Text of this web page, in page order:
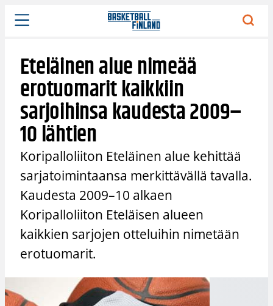
Siirry
sisältöön
Eteläinen alue nimeää
erotuomarit kaikkiin
sarjoihinsa kaudesta 2009–
10 lähtien
Koripalloliiton Eteläinen alue kehittää
sarjatoimintaansa merkittävällä tavalla.
Kaudesta 2009–10 alkaen
Koripalloliiton Eteläisen alueen
kaikkien sarjojen otteluihin nimetään
erotuomarit.